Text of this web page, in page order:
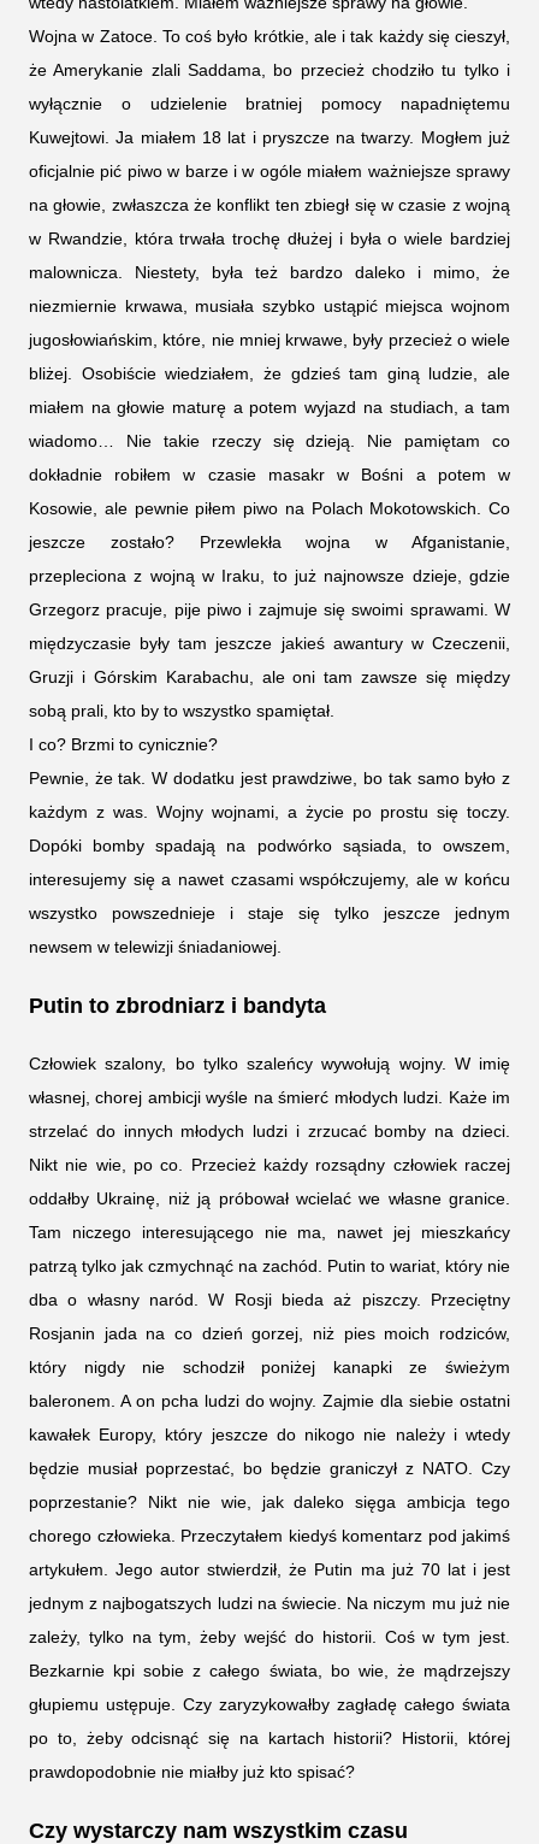
Wojna w Zatoce. To coś było krótkie, ale i tak każdy się cieszył,
że Amerykanie zlali Saddama, bo przecież chodziło tu tylko i
wyłącznie o udzielenie bratniej pomocy napadniętemu
Kuwejtowi. Ja miałem 18 lat i pryszcze na twarzy. Mogłem już
oficjalnie pić piwo w barze i w ogóle miałem ważniejsze sprawy
na głowie, zwłaszcza że konflikt ten zbiegł się w czasie z wojną
w Rwandzie, która trwała trochę dłużej i była o wiele bardziej
malownicza. Niestety, była też bardzo daleko i mimo, że
niezmiernie krwawa, musiała szybko ustąpić miejsca wojnom
jugosłowiańskim, które, nie mniej krwawe, były przecież o wiele
bliżej. Osobiście wiedziałem, że gdzieś tam giną ludzie, ale
miałem na głowie maturę a potem wyjazd na studiach, a tam
wiadomo… Nie takie rzeczy się dzieją. Nie pamiętam co
dokładnie robiłem w czasie masakr w Bośni a potem w
Kosowie, ale pewnie piłem piwo na Polach Mokotowskich. Co
jeszcze zostało? Przewlekła wojna w Afganistanie,
przepleciona z wojną w Iraku, to już najnowsze dzieje, gdzie
Grzegorz pracuje, pije piwo i zajmuje się swoimi sprawami. W
międzyczasie były tam jeszcze jakieś awantury w Czeczenii,
Gruzji i Górskim Karabachu, ale oni tam zawsze się między
sobą prali, kto by to wszystko spamiętał.
I co? Brzmi to cynicznie?
Pewnie, że tak. W dodatku jest prawdziwe, bo tak samo było z
każdym z was. Wojny wojnami, a życie po prostu się toczy.
Dopóki bomby spadają na podwórko sąsiada, to owszem,
interesujemy się a nawet czasami współczujemy, ale w końcu
wszystko powszednieje i staje się tylko jeszcze jednym
newsem w telewizji śniadaniowej.
Putin to zbrodniarz i bandyta
Człowiek szalony, bo tylko szaleńcy wywołują wojny. W imię
własnej, chorej ambicji wyśle na śmierć młodych ludzi. Każe im
strzelać do innych młodych ludzi i zrzucać bomby na dzieci.
Nikt nie wie, po co. Przecież każdy rozsądny człowiek raczej
oddałby Ukrainę, niż ją próbował wcielać we własne granice.
Tam niczego interesującego nie ma, nawet jej mieszkańcy
patrzą tylko jak czmychnąć na zachód. Putin to wariat, który nie
dba o własny naród. W Rosji bieda aż piszczy. Przeciętny
Rosjanin jada na co dzień gorzej, niż pies moich rodziców,
który nigdy nie schodził poniżej kanapki ze świeżym
baleronem. A on pcha ludzi do wojny. Zajmie dla siebie ostatni
kawałek Europy, który jeszcze do nikogo nie należy i wtedy
będzie musiał poprzestać, bo będzie graniczył z NATO. Czy
poprzestanie? Nikt nie wie, jak daleko sięga ambicja tego
chorego człowieka. Przeczytałem kiedyś komentarz pod jakimś
artykułem. Jego autor stwierdził, że Putin ma już 70 lat i jest
jednym z najbogatszych ludzi na świecie. Na niczym mu już nie
zależy, tylko na tym, żeby wejść do historii. Coś w tym jest.
Bezkarnie kpi sobie z całego świata, bo wie, że mądrzejszy
głupiemu ustępuje. Czy zaryzykowałby zagładę całego świata
po to, żeby odcisnąć się na kartach historii? Historii, której
prawdopodobnie nie miałby już kto spisać?
Czy wystarczy nam wszystkim czasu